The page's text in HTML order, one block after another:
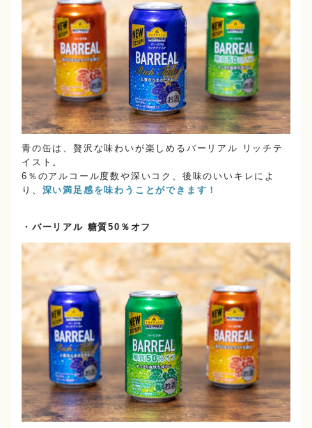
青の缶は、贅沢な味わいが楽しめるバーリアル リッチテ
イスト。
6％のアルコール度数や深いコク、後味のいいキレによ
り、 深い満足感を味わうことができます！
・バーリアル 糖質50％オフ